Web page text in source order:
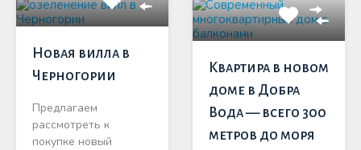
Новая вилла в
Черногории
Предлагаем
рассмотреть к
покупке новый
Квартира в новом
доме в Добра
Вода — всего 300
метров до моря